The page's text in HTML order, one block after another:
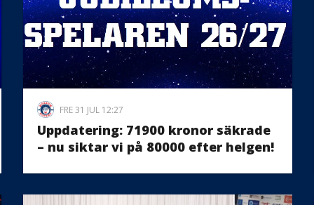
FRE 31 JUL 12:27
Uppdatering: 71900 kronor säkrade
– nu siktar vi på 80000 efter helgen!